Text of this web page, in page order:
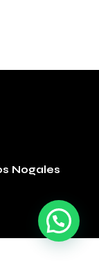
Nogales